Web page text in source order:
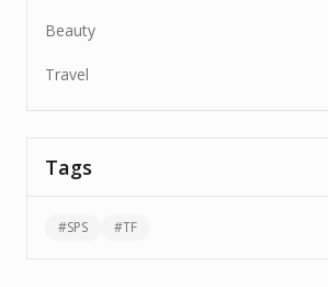
Beauty
Travel
Tags
#SPS #TF